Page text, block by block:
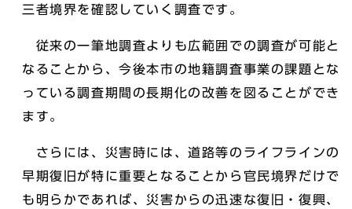
三者境界を確認していく調査です。
従来の一筆地調査よりも広範囲での調査が可能と
なることから、今後本市の地籍調査事業の課題とな
っている調査期間の⾧期化の改善を図ることができ
ます。
さらには、災害時には、道路等のライフラインの
早期復旧が特に重要となることから官民境界だけで
も明らかであれば、災害からの迅速な復旧・復興、